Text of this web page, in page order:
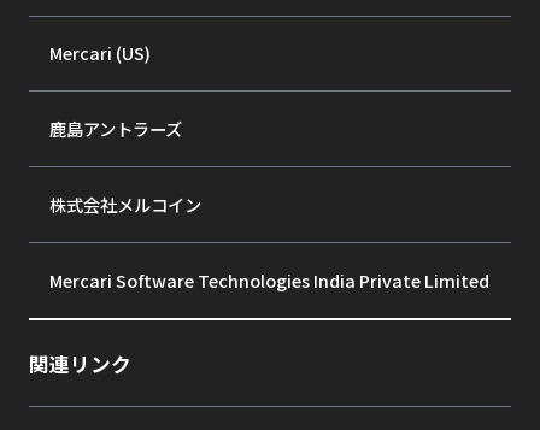
Mercari (US)
鹿島アントラーズ
株式会社メルコイン
Mercari Software Technologies India Private Limited
関連リンク